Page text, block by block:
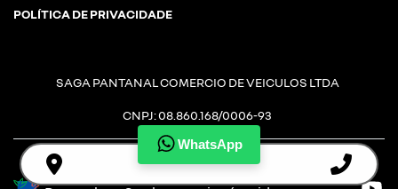
WhatsApp
POLÍTICA DE PRIVACIDADE
SAGA PANTANAL COMERCIO DE VEICULOS LTDA
CNPJ: 08.860.168/0006-93